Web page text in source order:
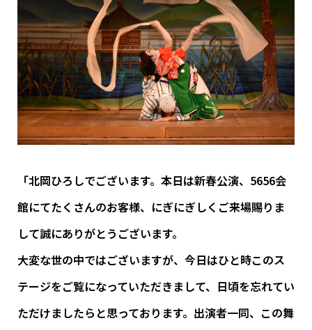
「北岡ひろしでございます。本日は新春公演、5656会
館にてたくさんのお客様、にぎにぎしくご来場賜りま
して誠にありがとうございます。
大変な世の中ではございますが、今日はひと時このス
テージをご覧になっていただきまして、日頃を忘れてい
ただけましたらと思っております。出演者一同、この舞